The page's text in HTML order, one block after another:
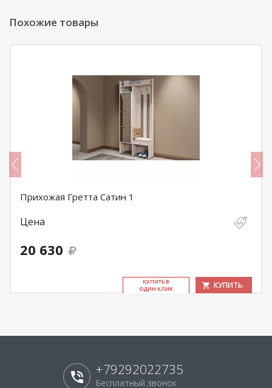
Похожие товары
Прихожая Гретта Сатин 1
Цена
20 630
КУ­ПИТЬ В
ОДИН КЛИК
КУПИТЬ
+79292022735
Бесплатный звонок